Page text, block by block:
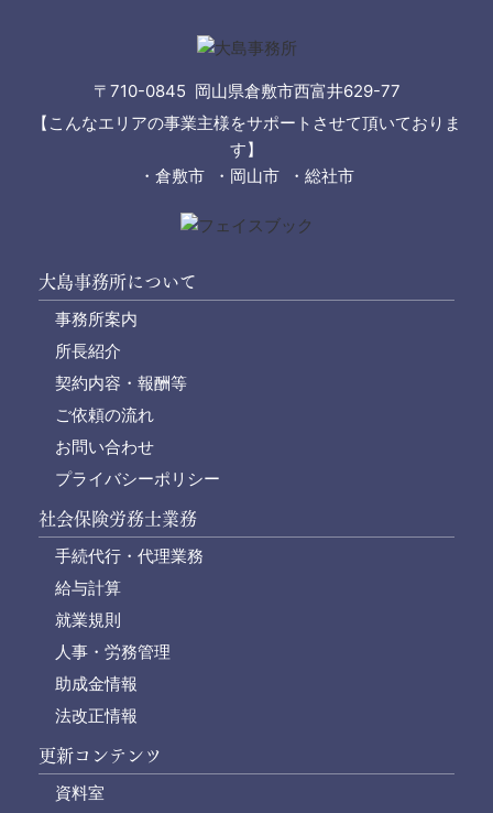
〒710-0845 岡山県倉敷市西富井629-77
【こんなエリアの事業主様をサポートさせて頂いておりま
す】
・倉敷市 ・岡山市 ・総社市
大島事務所について
事務所案内
所長紹介
契約内容・報酬等
ご依頼の流れ
お問い合わせ
プライバシーポリシー
社会保険労務士業務
手続代行・代理業務
給与計算
就業規則
人事・労務管理
助成金情報
法改正情報
更新コンテンツ
資料室